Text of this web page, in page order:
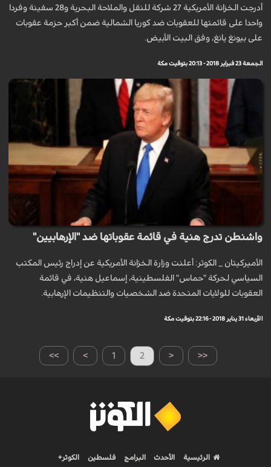
أدرجت الخزانة الأمريكية 27 شركة للنقل والملاحة البحرية و28 سفينة وفردا
واحدا على قائمتها للعقوبات ضد كوريا الشمالية ضمن أكبر حزمة عقوبات
على بيونغ يانغ، وفق البيت الأبيض.
الجمعة 23 فبراير 2018 - 20:13 بتوقيت مكة
واشنطن تدرج هنية في قائمة عقوباتها ضد "الإرهابيين"
الأميركيتان _ الكوثر: أعلنت وزارة الخزانة الأمريكية عن إدراج رئيس المكتب
السياسي لحركة "حماس" الفلسطينية، إسماعيل هنية، في قائمة
العقوبات للولايات المتحدة ضد الشخصيات والتنظيمات الإرهابية.
الأربعاء 31 يناير 2018 - 22:16 بتوقيت مكة
>> > 1 2 < <<
الرئيسية الأحدث البرامج فلسطين الكوثر+